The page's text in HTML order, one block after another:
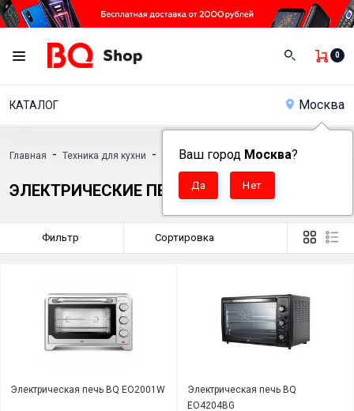
0
КАТАЛОГ Москва
Ваш город Москва?
Главная - Техника для кухни - Электрические печи
ЭЛЕКТРИЧЕСКИЕ ПЕЧИ
Фильтр Сортировка
Электрическая печь BQ EO2001W
Электрическая печь BQ
EO4204BG